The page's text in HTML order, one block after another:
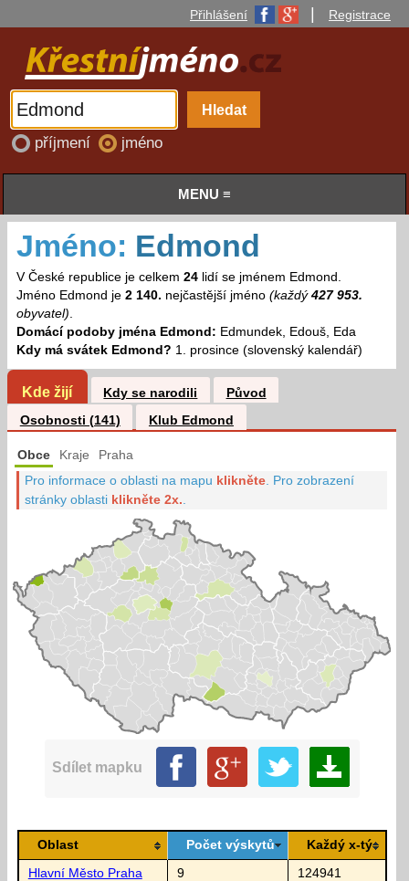
Přihlášení Registrace
příjmení jméno
MENU ≡
Jméno: Edmond
V České republice je celkem 24lidí se jménem Edmond.
Jméno Edmond je 2 140. nejčastější jméno (každý 427 953.
obyvatel).
Domácí podoby jména Edmond: Edmundek, Edouš, Eda
Kdy má svátek Edmond? 1. prosince (slovenský kalendář)
Kde žijí Kdy se narodili
Původ
Osobnosti (141)
Klub Edmond
Obce Kraje Praha
Pro informace o oblasti na mapu klikněte Pro zobrazení
stránky oblasti klikněte 2x.
Sdílet mapku
Oblast Počet výskytů Každý x-tý
Hlavní Město Praha 9 124941